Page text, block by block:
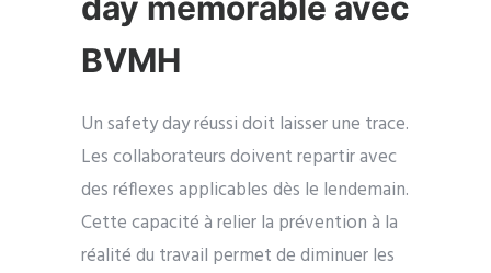
BVMH
Un safety day réussi doit laisser une trace.
Les collaborateurs doivent repartir avec
des réflexes applicables dès le lendemain.
Cette capacité à relier la prévention à la
réalité du travail permet de diminuer les